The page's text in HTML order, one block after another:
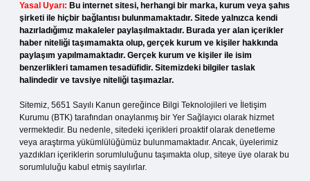
Yasal Uyarı: Bu internet sitesi, herhangi bir marka, kurum veya şahıs
şirketi ile hiçbir bağlantısı bulunmamaktadır. Sitede yalnızca kendi
hazırladığımız makaleler paylaşılmaktadır. Burada yer alan içerikler
haber niteliği taşımamakta olup, gerçek kurum ve kişiler hakkında
paylaşım yapılmamaktadır. Gerçek kurum ve kişiler ile isim
benzerlikleri tamamen tesadüfidir. Sitemizdeki bilgiler taslak
halindedir ve tavsiye niteliği taşımazlar.
Sitemiz, 5651 Sayılı Kanun gereğince Bilgi Teknolojileri ve İletişim
Kurumu (BTK) tarafından onaylanmış bir Yer Sağlayıcı olarak hizmet
vermektedir. Bu nedenle, sitedeki içerikleri proaktif olarak denetleme
veya araştırma yükümlülüğümüz bulunmamaktadır. Ancak, üyelerimiz
yazdıkları içeriklerin sorumluluğunu taşımakta olup, siteye üye olarak bu
sorumluluğu kabul etmiş sayılırlar.